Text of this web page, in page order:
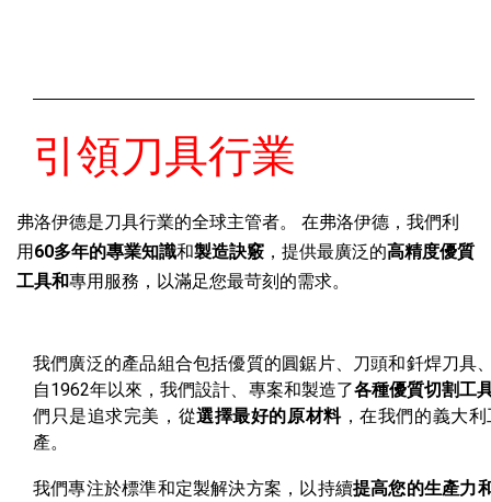
引領刀具行業
弗洛伊德是刀具行業的全球主管者。 在弗洛伊德，我們利
用60多年的專業知識和製造訣竅 ，提供最廣泛的高精度優質
工具和專用服務，以滿足您最苛刻的需求。
我們廣泛的產品組合包括優質的圓鋸片、刀頭和釺焊刀具
自1962年以來，我們設計、專案和製造了各種優質切割工
們只是追求完美，從選擇最好的原材料，在我們的義大
產。
我們專注於標準和定製解決方案，以持續提高您的生產力